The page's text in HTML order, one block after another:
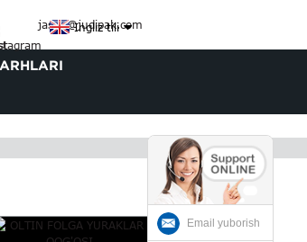
jason@judipak.com
Ingliz tili
Email yuborish